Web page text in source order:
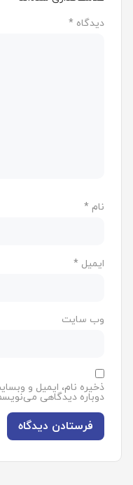
دیدگاه *
نام *
ایمیل *
وب‌ سایت
ذخیره نام، ایمیل و
دوباره دیدگاهی